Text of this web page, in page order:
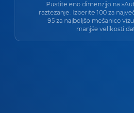
Pustite eno dimenzijo na
raztezanje. Izberite 100 za
95 za najboljšo mešanico
manjše velikosti